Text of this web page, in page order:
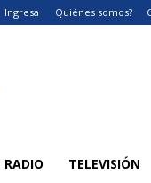
Ingresa Quiénes somos?
RADIO TELEVISIÓN